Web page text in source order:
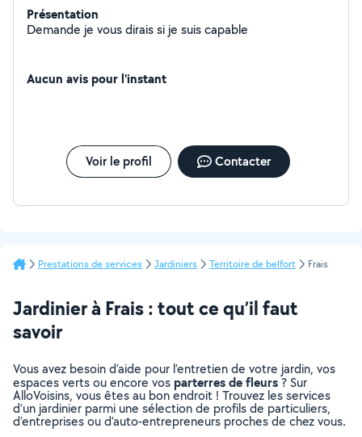
Présentation
Demande je vous dirais si je suis capable
Aucun avis pour l'instant
Voir le profil Contacter
Prestations de services Jardiniers Territoire de belfort Frais
Jardinier à Frais : tout ce qu’il faut
savoir
Vous avez besoin d’aide pour l’entretien de votre jardin, vos
espaces verts ou encore vosparterres de fleurs? Sur
AlloVoisins, vous êtes au bon endroit ! Trouvez les services
d’un jardinier parmi une sélection de profils de particuliers,
d’entreprises ou d’auto-entrepreneurs proches de chez vous.